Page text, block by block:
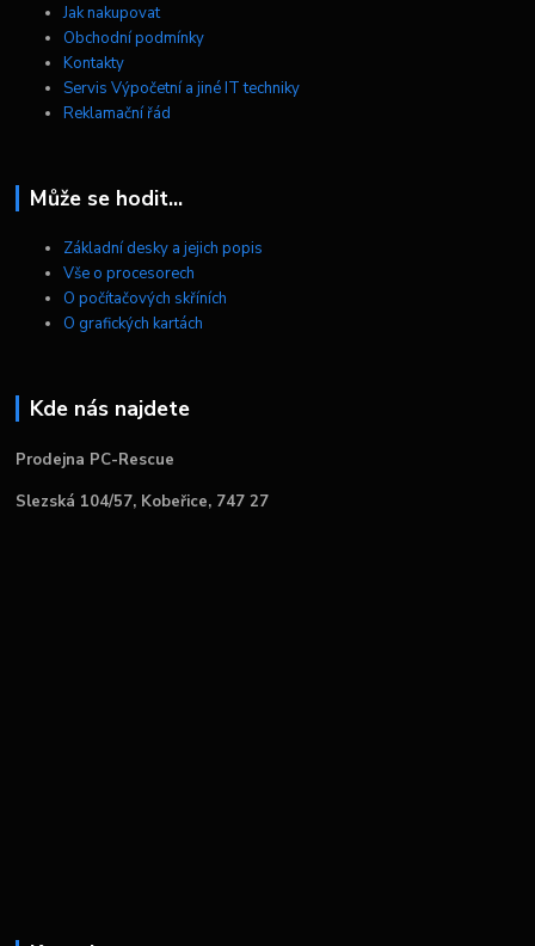
Jak nakupovat
Obchodní podmínky
Kontakty
Servis Výpočetní a jiné IT techniky
Reklamační řád
Může se hodit...
Základní desky a jejich popis
Vše o procesorech
O počítačových skříních
O grafických kartách
Kde nás najdete
Prodejna PC-Rescue
Slezská 104/57, Kobeřice, 747 27